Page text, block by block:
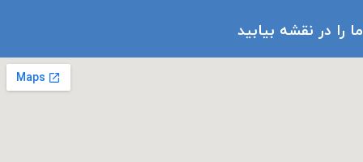
ما را در نقشه بیابید